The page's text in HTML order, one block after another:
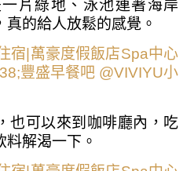
片綠地、泳池連著海岸
的給人放鬆的感覺。
也可以來到咖啡廳內，吃
解渴一下。